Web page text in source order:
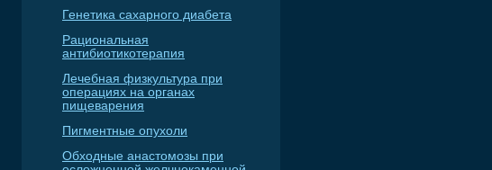
Генетика сахарного диабета
Рациональная
антибиотикотерапия
Лечебная физкультура при
операциях на органах
пищеварения
Пигментные опухоли
Обходные анастомозы при